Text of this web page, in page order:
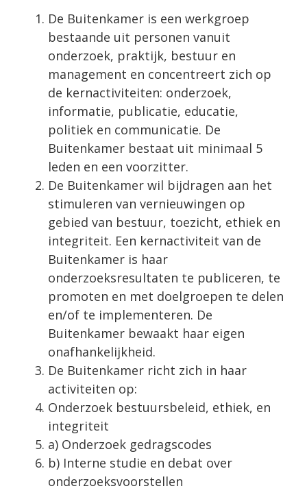
De Buitenkamer is een werkgroep
bestaande uit personen vanuit
onderzoek, praktijk, bestuur en
management en concentreert zich op
de kernactiviteiten: onderzoek,
informatie, publicatie, educatie,
politiek en communicatie. De
Buitenkamer bestaat uit minimaal 5
leden en een voorzitter.
De Buitenkamer wil bijdragen aan het
stimuleren van vernieuwingen op
gebied van bestuur, toezicht, ethiek en
integriteit. Een kernactiviteit van de
Buitenkamer is haar
onderzoeksresultaten te publiceren, te
promoten en met doelgroepen te delen
en/of te implementeren. De
Buitenkamer bewaakt haar eigen
onafhankelijkheid.
De Buitenkamer richt zich in haar
activiteiten op:
Onderzoek bestuursbeleid, ethiek, en
integriteit
a) Onderzoek gedragscodes
b) Interne studie en debat over
onderzoeksvoorstellen